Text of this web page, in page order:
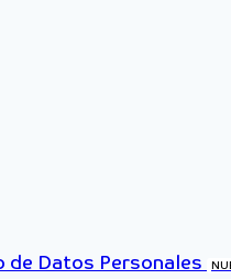
Datos Personales